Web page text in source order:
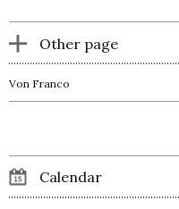
Other page
Von Franco
Calendar